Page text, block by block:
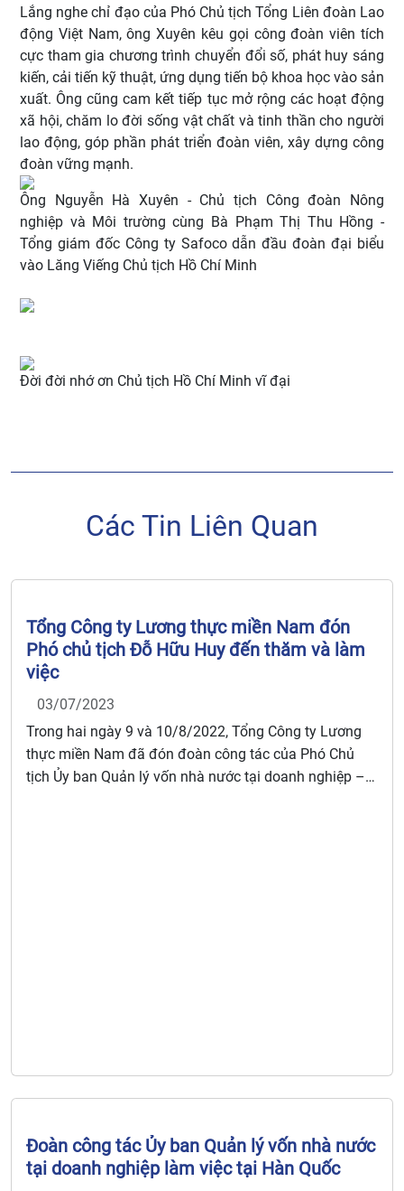
Lắng nghe chỉ đạo của Phó Chủ tịch Tổng Liên đoàn Lao
động Việt Nam, ông Xuyên kêu gọi công đoàn viên tích
cực tham gia chương trình chuyển đổi số, phát huy sáng
kiến, cải tiến kỹ thuật, ứng dụng tiến bộ khoa học vào sản
xuất. Ông cũng cam kết tiếp tục mở rộng các hoạt động
xã hội, chăm lo đời sống vật chất và tinh thần cho người
lao động, góp phần phát triển đoàn viên, xây dựng công
đoàn vững mạnh.
Ông Nguyễn Hà Xuyên - Chủ tịch Công đoàn Nông
nghiệp và Môi trường cùng Bà Phạm Thị Thu Hồng -
Tổng giám đốc Công ty Safoco dẫn đầu đoàn đại biểu
vào Lăng Viếng Chủ tịch Hồ Chí Minh
Đời đời nhớ ơn Chủ tịch Hồ Chí Minh vĩ đại
Các Tin Liên Quan
Tổng Công ty Lương thực miền Nam đón
Phó chủ tịch Đỗ Hữu Huy đến thăm và làm
việc
03/07/2023
Trong hai ngày 9 và 10/8/2022, Tổng Công ty Lương
thực miền Nam đã đón đoàn công tác của Phó Chủ
tịch Ủy ban Quản lý vốn nhà nước tại doanh nghiệp –
Đoàn công tác Ủy ban Quản lý vốn nhà nước
tại doanh nghiệp làm việc tại Hàn Quốc